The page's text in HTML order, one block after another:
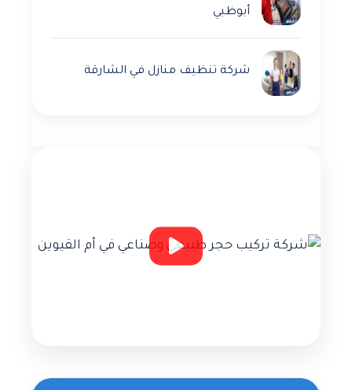
أبوظبي
شركة تنظيف منازل في الشارقة